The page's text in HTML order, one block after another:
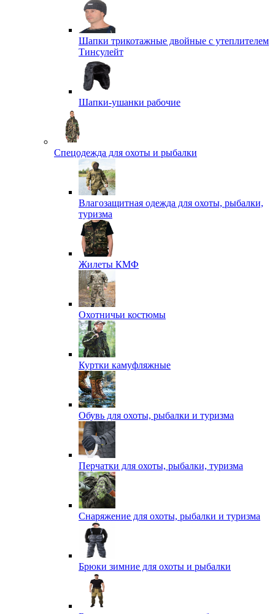
Шапки трикотажные двойные с утеплителем
Тинсулейт
Шапки-ушанки рабочие
Спецодежда для охоты и рыбалки
Влагозащитная одежда для охоты, рыбалки,
туризма
Жилеты КМФ
Охотничьи костюмы
Куртки камуфляжные
Обувь для охоты, рыбалки и туризма
Перчатки для охоты, рыбалки, туризма
Снаряжение для охоты, рыбалки и туризма
Брюки зимние для охоты и рыбалки